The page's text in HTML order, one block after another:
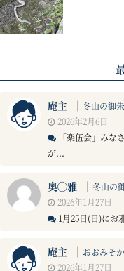
庵主 ｜ 冬山の御
2026年2月6日
「楽伍会」み
が...
奥◯雅 ｜ 冬山の
2026年1月27日
1月25日(日)にお
庵主 ｜ おおみそか
2026年1月27日